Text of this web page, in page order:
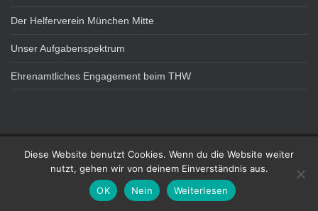
Der Helferverein München Mitte
Unser Aufgabenspektrum
Ehrenamtliches Engagement beim THW
DATENSCHUTZ IMPRESSUM
Technisches Hilfswerk - OV München Mitte Theme vonColorlib
WordPress
Diese Website benutzt Cookies. Wenn du die Website weiter
nutzt, gehen wir von deinem Einverständnis aus.
OK
Nein Weiterlesen